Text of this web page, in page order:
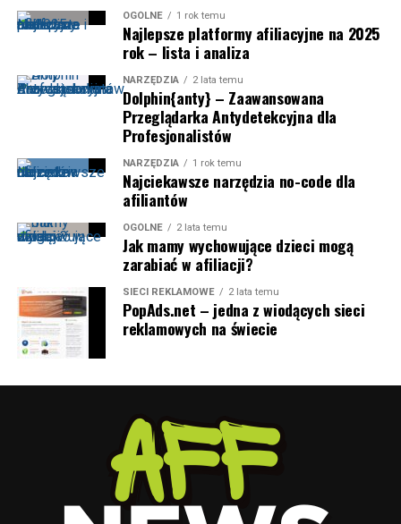
OGÓLNE 1 rok temu
Najlepsze platformy afiliacyjne na 2025
rok – lista i analiza
NARZĘDZIA 2 lata temu
Dolphin{anty} – Zaawansowana
Przeglądarka Antydetekcyjna dla
Profesjonalistów
NARZĘDZIA 1 rok temu
Najciekawsze narzędzia no-code dla
afiliantów
OGÓLNE 2 lata temu
Jak mamy wychowujące dzieci mogą
zarabiać w afiliacji?
SIECI REKLAMOWE 2 lata temu
PopAds.net – jedna z wiodących sieci
reklamowych na świecie